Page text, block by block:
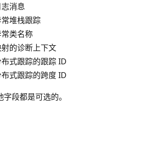
志消息
堆栈跟踪
类名称
射的诊断上下文
布式跟踪的跟踪 ID
布式跟踪的跨度 ID
段都是可选的。